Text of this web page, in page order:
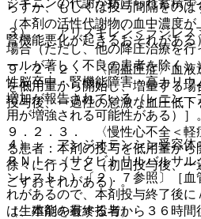
ジキニンの代謝が妨げられ蓄積
３）． アリスキレン＜ラジレス
場合（ただし、他の降圧治療を行
ールが著しく不良の患者を除く
性脳卒中・腎機能障害・高カリ
増加が報告されている（レニン
用が増強される可能性がある）］
４）． アンジオテンシン受容体
ＲＮＩ＞（サクビトリルバルサ
ンレスト＞）〔２．７参照〕［
れがあるので、本剤投与終了後
は、本剤の最終投与から３６時間
らすか、もしくは投与間隔をの
（本剤の活性代謝物の血中濃度
腎機能悪化が起きるおそれがある
９．２．２． 〈高血圧症〉血液
を低用量から開始し、増量する場
投与後、一過性の急激な血圧低
９．２．３． 〈慢性心不全＜軽
る患者：本剤の投与を低用量か
徐々に行うこと（初回投与後、
こすおそれがある）。
（生殖能を有する者）